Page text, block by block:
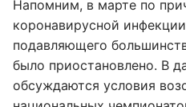
Напомним, в марте по
коронавирусной
подавляющего
было приостановлено. В
обсуждаются условия